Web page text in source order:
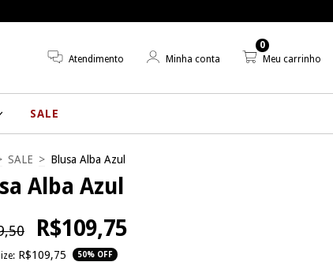
Atendimento Minha conta Meu carrinho
0
SALE
SALE > Blusa Alba Azul
Alba Azul
R$109,75
R$109,75 50% OFF